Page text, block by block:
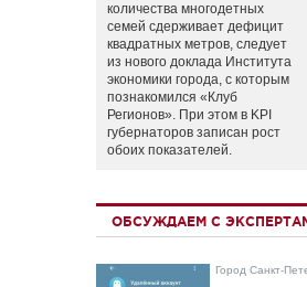
количества многодетных
семей сдерживает дефицит
квадратных метров, следует
из нового доклада Института
экономики города, с которым
познакомился «Клуб
Регионов». При этом в KPI
губернаторов записан рост
обоих показателей.
ОБСУЖДАЕМ С
Город Санкт-